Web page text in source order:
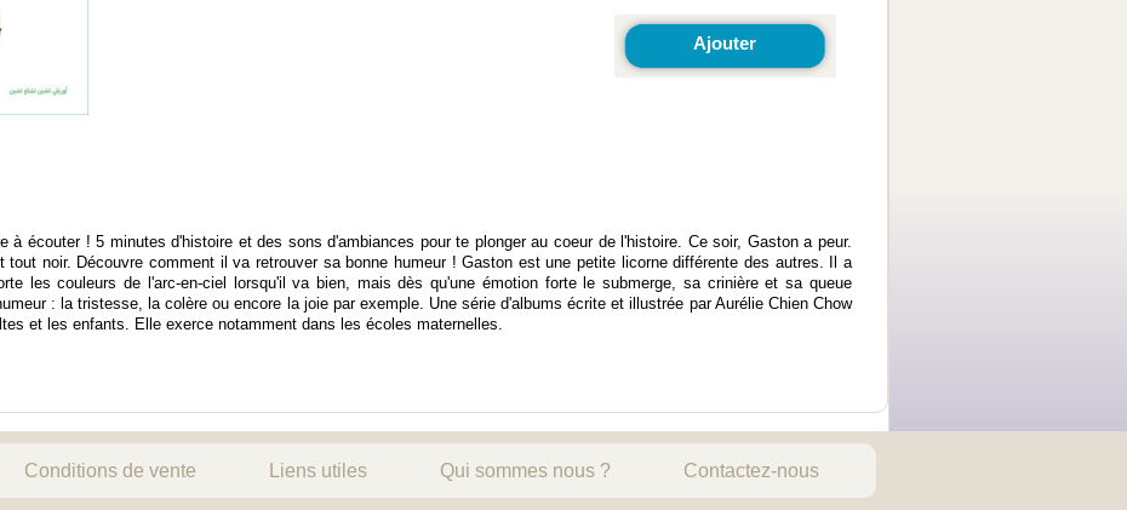
Ajouter
à écouter ! 5 minutes d'histoire et des sons d'ambiances pour te plonger au coeur de l'histoire. Ce soir, Gaston a peur.
tout noir. Découvre comment il va retrouver sa bonne humeur ! Gaston est une petite licorne différente des autres. Il a
les couleurs de l'arc-en-ciel lorsqu'il va bien, mais dès qu'une émotion forte le submerge, sa crinière et sa queue
: la tristesse, la colère ou encore la joie par exemple. Une série d'albums écrite et illustrée par Aurélie Chien Chow
et les enfants. Elle exerce notamment dans les écoles maternelles.
Conditions de vente Liens utiles Qui sommes nous ? Contactez-nous